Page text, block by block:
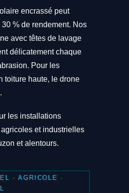
encrassé peut
% de rendement. Nos
avec têtes de lavage
délicatement chaque
Pour les
toiture haute, le drone
les installations
et industrielles
et alentours.
· AGRICOLE ·